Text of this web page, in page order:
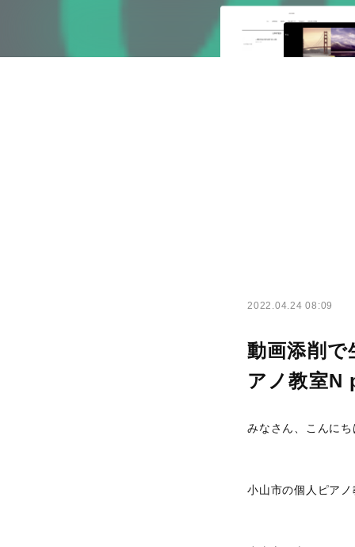
2022.04.24 08:09
動画添削で
アノ教室
みなさん、こんにち
小山市の個人ピア